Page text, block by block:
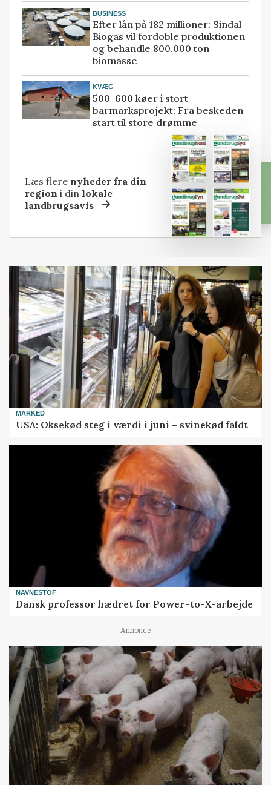
BUSINESS
Efter lån på 182 millioner: Sindal
Biogas vil fordoble produktionen
og behandle 800.000 ton
biomasse
KVÆG
500-600 køer i stort
barmarksprojekt: Fra beskeden
start til store drømme
Læs flere nyheder fra din
region i dinlokale
landbrugsavis
MARKED
USA: Oksekød steg i værdi i juni – svinekød faldt
NAVNESTOF
Dansk professor hædret for Power-to-X-arbejde
Annonce